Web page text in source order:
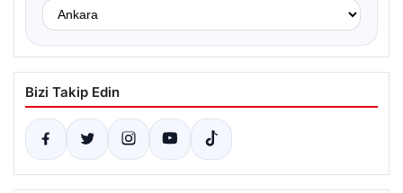
Bizi Takip Edin